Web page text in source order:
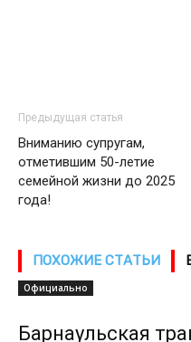
Предыдущая статья
Вниманию супругам,
отметившим 50-летие
семейной жизни до 2025
года!
ПОХОЖИЕ СТАТЬИ
Официально
Барнаульская